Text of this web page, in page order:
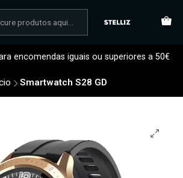
encomendas iguais ou superiores a 50€
Smartwatch S28 GD